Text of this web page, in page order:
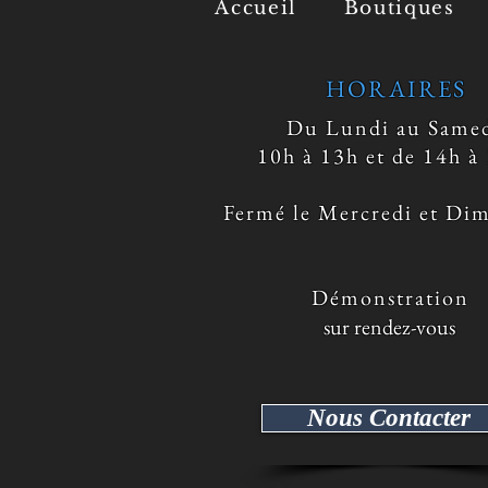
Accueil Boutiques
HORAIRES
Du Lundi au
10h à 13h et de 14h à
Fermé le Mercredi et
​ Démonstration
sur rendez-vous
Nous Contacter